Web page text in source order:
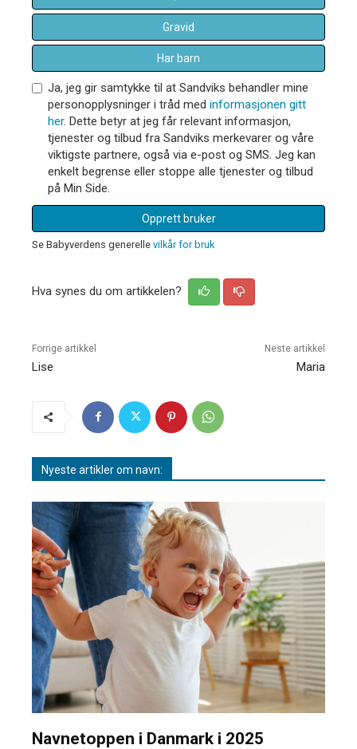
Gravid
Har barn
Ja, jeg gir samtykke til at Sandviks behandler mine
personopplysninger i tråd med informasjonen gitt
her. Dette betyr at jeg får relevant informasjon,
tjenester og tilbud fra Sandviks merkevarer og våre
viktigste partnere, også via e-post og SMS. Jeg kan
enkelt begrense eller stoppe alle tjenester og tilbud
på Min Side.
Opprett bruker
Se Babyverdens generelle vilkår for bruk
Hva synes du om artikkelen?
Forrige artikkel
Lise
Neste artikkel
Maria
Nyeste artikler om navn:
Navnetoppen i Danmark i 2025